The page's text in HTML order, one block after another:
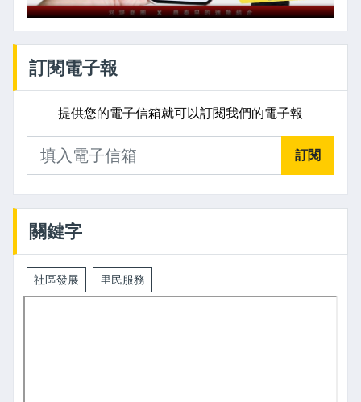
訂閱電子報
提供您的電子信箱就可以訂閱我們的電子報
訂閱
關鍵字
社區發展 里民服務